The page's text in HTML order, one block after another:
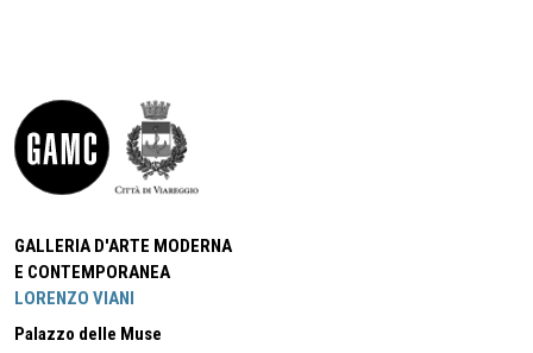
GALLERIA D'ARTE MODERNA
E CONTEMPORANEA
LORENZO VIANI
Palazzo delle Muse